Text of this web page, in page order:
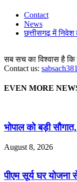
Contact
News
छत्तीसगढ़ में निवेश
सब सच का विश्वास है कि
Contact us:
EVEN MORE
भोपाल को बड़ी
August 8, 2026
पीएम सूर्य घर योजना